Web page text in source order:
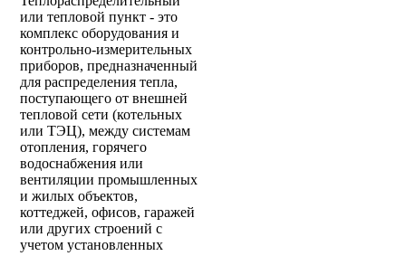
или тепловой пункт - это
комплекс оборудования и
контрольно-измерительных
приборов, предназначенный
для распределения тепла,
поступающего от внешней
тепловой сети (котельных
или ТЭЦ), между системам
отопления, горячего
водоснабжения или
вентиляции промышленных
и жилых объектов,
коттеджей, офисов, гаражей
или других строений с
учетом установленных